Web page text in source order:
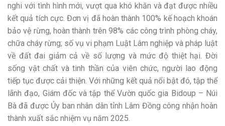
nghi với tình hình mới, vượt qua khó khăn và đạt được nhiều
kết quả tích cực. Đơn vị đã hoàn thành 100% kế hoạch khoán
bảo vệ rừng, hoàn thành trên 98% các công trình phòng cháy,
chữa cháy rừng; số vụ vi phạm Luật Lâm nghiệp và pháp luật
về đất đai giảm cả về số lượng và mức độ thiệt hại. Đời
sống vật chất và tinh thần của viên chức, người lao động
tiếp tục được cải thiện. Với những kết quả nổi bật đó, tập thể
lãnh đạo, Giám đốc và tập thể Vườn quốc gia Bidoup – Núi
Bà đã được Ủy ban nhân dân tỉnh Lâm Đồng công nhận hoàn
thành xuất sắc nhiệm vụ năm 2025.